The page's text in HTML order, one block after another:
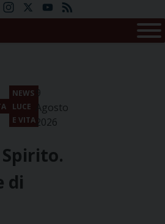
FacebookInstagramYouTube
NEWS
LUCE
E VITA
9
Agosto
2026
di